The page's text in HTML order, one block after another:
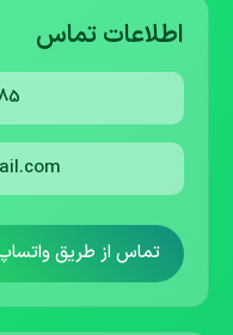
اطلاعات تماس
تماس از طریق